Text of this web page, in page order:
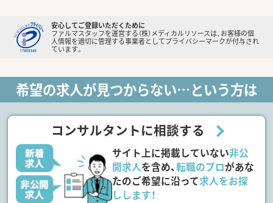
安心してご登録いただくために
ファルマスタッフを運営する（株）メディカルリソースは、お客様の個
人情報を適切に管理する事業者としてプライバシーマークが付与され
ています。
希望の求人が見つからない…という方は
コンサルタントに相談する
サイト上に掲載していない非公
開求人を含め、転職のプロがあな
たのご希望に沿って求人をお探
しします！